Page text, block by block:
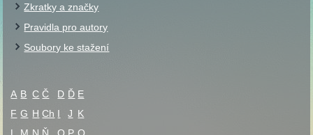
Zkratky a značky
Pravidla pro autory
Soubory ke stažení
A B C Č D Ď E
F G H Ch I J K